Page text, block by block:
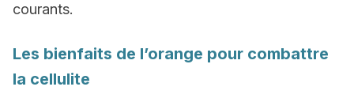
courants.
Les bienfaits de l’orange pour combattre
la cellulite